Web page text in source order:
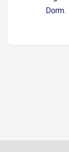
Acabamentos
Dorm.